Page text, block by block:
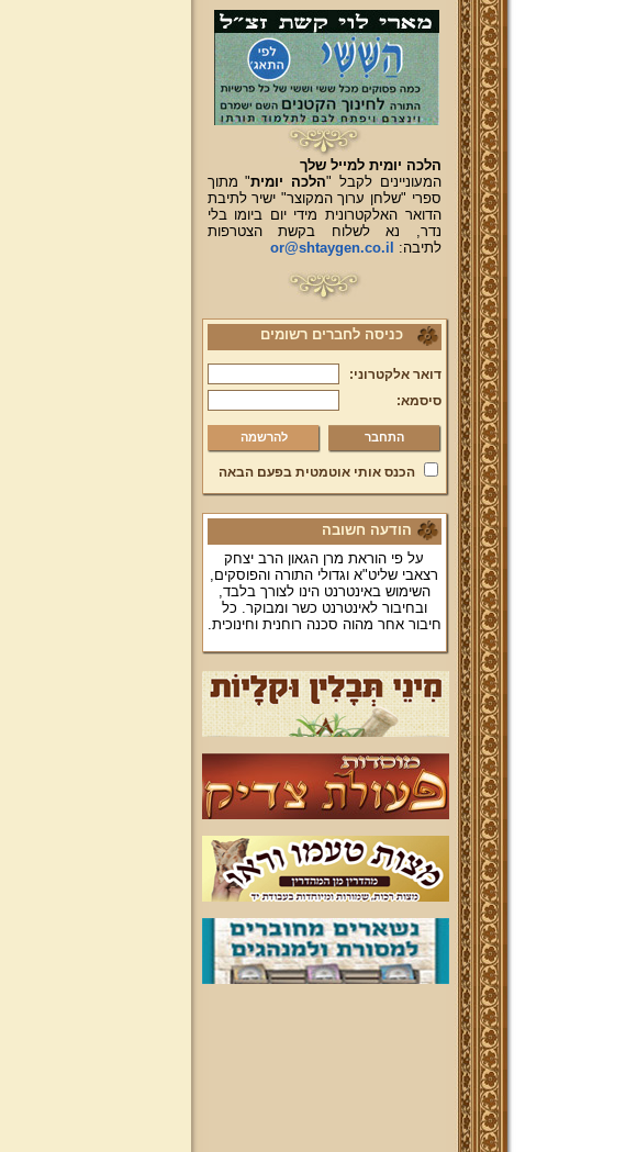
הלכה יומית למייל שלך
המעוניינים לקבל "הלכה יומית" מתוך
ספרי "שלחן ערוך המקוצר" ישיר לתיבת
הדואר האלקטרונית מידי יום ביומו בלי
נדר, נא לשלוח בקשת הצטרפות
לתיבה:
or@shtaygen.co.il
כניסה לחברים רשומים
דואר אלקטרוני:
סיסמא:
להרשמה
הכנס אותי אוטמטית בפעם הבאה
הודעה חשובה
על פי הוראת מרן הגאון הרב יצחק
רצאבי שליט"א וגדולי התורה והפוסקים,
השימוש באינטרנט הינו לצורך בלבד,
ובחיבור לאינטרנט כשר ומבוקר. כל
חיבור אחר מהוה סכנה רוחנית וחינוכית.